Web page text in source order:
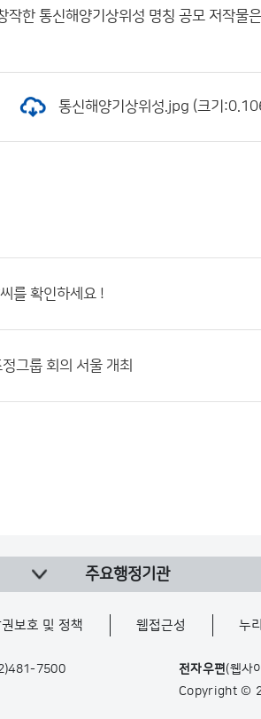
작한 통신해양기상위성 명칭 공모 저작물
통신해양기상위성.jpg (크기
를 확인하세요 !
그룹 회의 서울 개최
주요행정기관
보호 및 정책 웹접근성 누
7500
전자우편(웹사
Copyright ©